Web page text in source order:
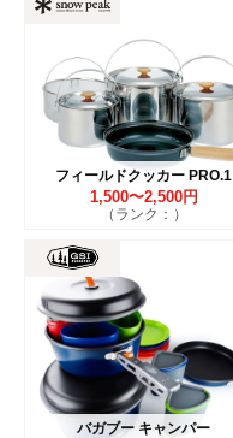
フィールドクッカー PRO.1
1,500〜2,500円
（ランク：）
バガブー キャンパー